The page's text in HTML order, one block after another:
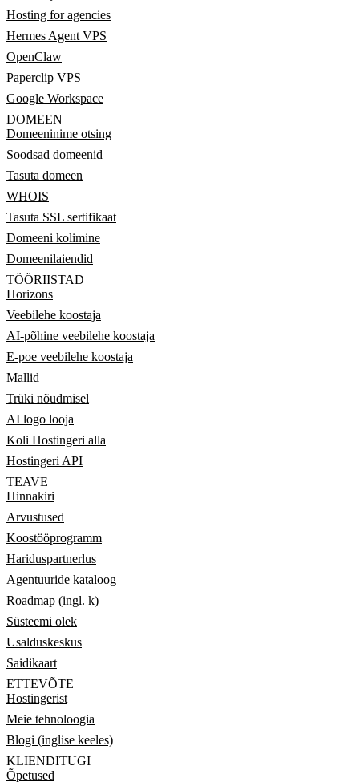
Hosting for agencies
Hermes Agent VPS
OpenClaw
Paperclip VPS
Google Workspace
DOMEEN
Domeeninime otsing
Soodsad domeenid
Tasuta domeen
WHOIS
Tasuta SSL sertifikaat
Domeeni kolimine
Domeenilaiendid
TÖÖRIISTAD
Horizons
Veebilehe koostaja
AI-põhine veebilehe koostaja
E-poe veebilehe koostaja
Mallid
Trüki nõudmisel
AI logo looja
Koli Hostingeri alla
Hostingeri API
TEAVE
Hinnakiri
Arvustused
Koostööprogramm
Hariduspartnerlus
Agentuuride kataloog
Roadmap (ingl. k)
Süsteemi olek
Usalduskeskus
Saidikaart
ETTEVÕTE
Hostingerist
Meie tehnoloogia
Blogi (inglise keeles)
KLIENDITUGI
Õpetused